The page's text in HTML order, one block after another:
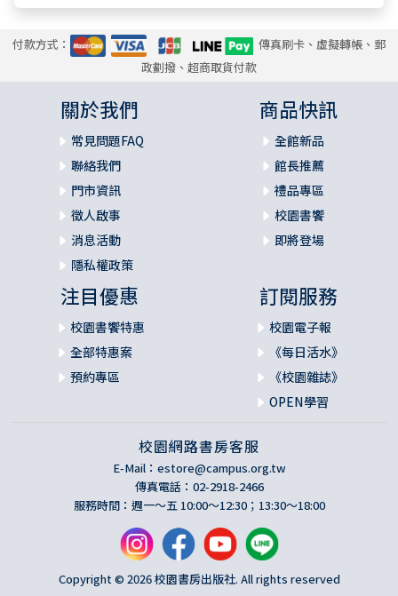
付款方式：
傳真刷卡、虛擬轉帳、郵
政劃撥、超商取貨付款
關於我們
常見問題FAQ
聯絡我們
門市資訊
徵人啟事
消息活動
隱私權政策
商品快訊
全館新品
館長推薦
禮品專區
校園書饗
即將登場
注目優惠
校園書饗特惠
全部特惠案
預約專區
訂閱服務
校園電子報
《每日活水》
《校園雜誌》
OPEN學習
校園網路書房客服
E-Mail： estore@campus.org.tw
傳真電話：02-2918-2466
服務時間：週一～五 10:00～12:30；13:30～18:00
Copyright © 2026 校園書房出版社. All rights reserved